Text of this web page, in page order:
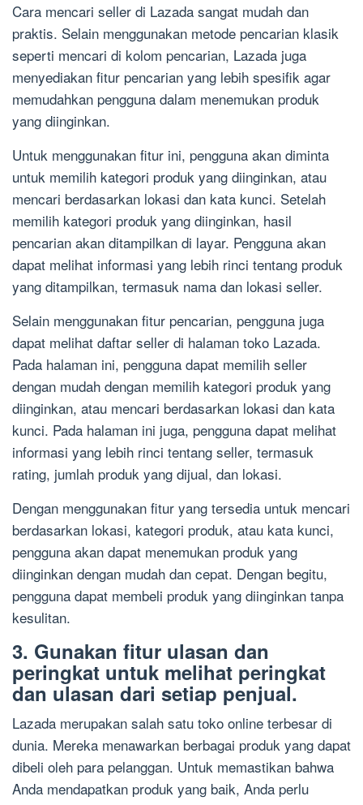
Cara mencari seller di Lazada sangat mudah dan
praktis. Selain menggunakan metode pencarian klasik
seperti mencari di kolom pencarian, Lazada juga
menyediakan fitur pencarian yang lebih spesifik agar
memudahkan pengguna dalam menemukan produk
yang diinginkan.
Untuk menggunakan fitur ini, pengguna akan diminta
untuk memilih kategori produk yang diinginkan, atau
mencari berdasarkan lokasi dan kata kunci. Setelah
memilih kategori produk yang diinginkan, hasil
pencarian akan ditampilkan di layar. Pengguna akan
dapat melihat informasi yang lebih rinci tentang produk
yang ditampilkan, termasuk nama dan lokasi seller.
Selain menggunakan fitur pencarian, pengguna juga
dapat melihat daftar seller di halaman toko Lazada.
Pada halaman ini, pengguna dapat memilih seller
dengan mudah dengan memilih kategori produk yang
diinginkan, atau mencari berdasarkan lokasi dan kata
kunci. Pada halaman ini juga, pengguna dapat melihat
informasi yang lebih rinci tentang seller, termasuk
rating, jumlah produk yang dijual, dan lokasi.
Dengan menggunakan fitur yang tersedia untuk mencari
berdasarkan lokasi, kategori produk, atau kata kunci,
pengguna akan dapat menemukan produk yang
diinginkan dengan mudah dan cepat. Dengan begitu,
pengguna dapat membeli produk yang diinginkan tanpa
kesulitan.
3. Gunakan fitur ulasan dan
peringkat untuk melihat peringkat
dan ulasan dari setiap penjual.
Lazada merupakan salah satu toko online terbesar di
dunia. Mereka menawarkan berbagai produk yang dapat
dibeli oleh para pelanggan. Untuk memastikan bahwa
Anda mendapatkan produk yang baik, Anda perlu